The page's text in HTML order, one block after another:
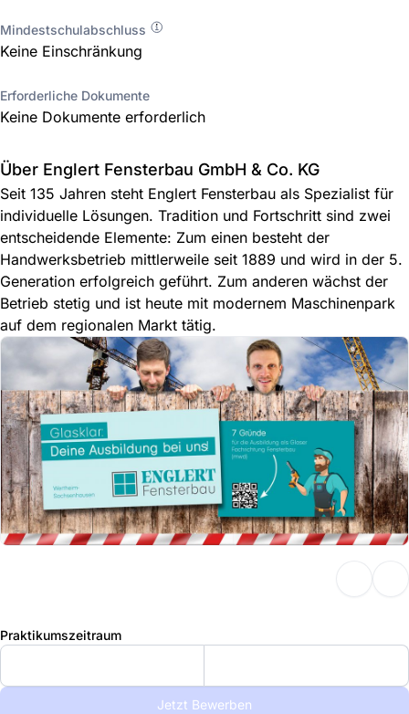
Mindestschulabschluss
Keine Einschränkung
Erforderliche Dokumente
Keine Dokumente erforderlich
Über Englert Fensterbau GmbH & Co. KG
Seit 135 Jahren steht Englert Fensterbau als Spezialist für
individuelle Lösungen. Tradition und Fortschritt sind zwei
entscheidende Elemente: Zum einen besteht der
Handwerksbetrieb mittlerweile seit 1889 und wird in der 5.
Generation erfolgreich geführt. Zum anderen wächst der
Betrieb stetig und ist heute mit modernem Maschinenpark
auf dem regionalen Markt tätig.
Praktikumszeitraum
Jetzt Bewerben